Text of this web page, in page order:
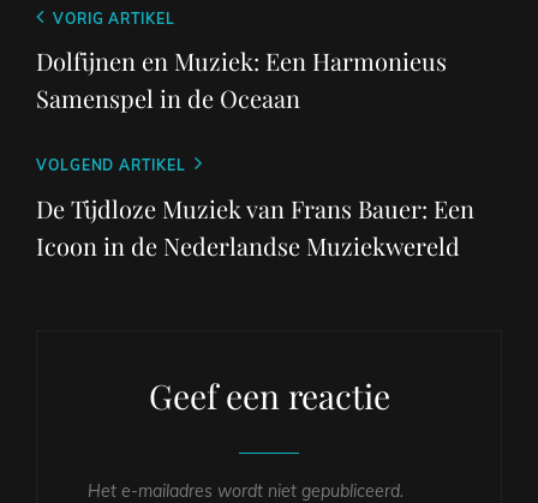
Berichtnavigatie
Vorig
bericht
VORIG ARTIKEL
Dolfijnen en Muziek: Een Harmonieus
Samenspel in de Oceaan
Volgend
bericht
VOLGEND ARTIKEL
De Tijdloze Muziek van Frans Bauer: Een
Icoon in de Nederlandse Muziekwereld
Geef een reactie
Het e-mailadres wordt niet gepubliceerd.